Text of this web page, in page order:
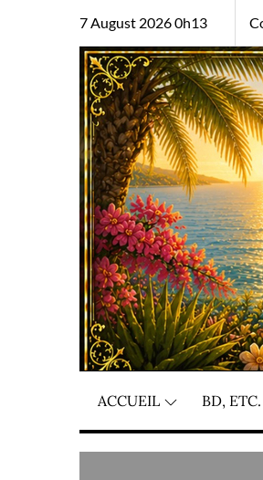
7 August 2026 0h13
ACCUEIL BD, ETC.